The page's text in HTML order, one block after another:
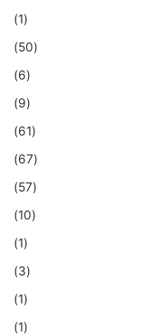
(1)
(50)
(6)
(9)
(61)
(67)
(57)
(10)
(1)
(3)
(1)
(1)